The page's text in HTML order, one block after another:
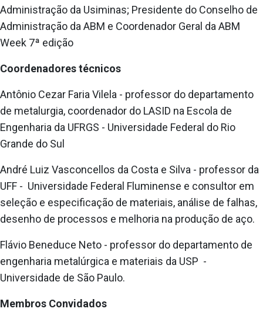
Administração da Usiminas; Presidente do Conselho de
Administração da ABM e Coordenador Geral da ABM
Week 7ª edição
Coordenadores técnicos
Antônio Cezar Faria Vilela - professor do departamento
de metalurgia, coordenador do LASID na Escola de
Engenharia da UFRGS - Universidade Federal do Rio
Grande do Sul
André Luiz Vasconcellos da Costa e Silva - professor da
UFF - Universidade Federal Fluminense e consultor em
seleção e especificação de materiais, análise de falhas,
desenho de processos e melhoria na produção de aço.
Flávio Beneduce Neto - professor do departamento de
engenharia metalúrgica e materiais da USP -
Universidade de São Paulo.
Membros Convidados